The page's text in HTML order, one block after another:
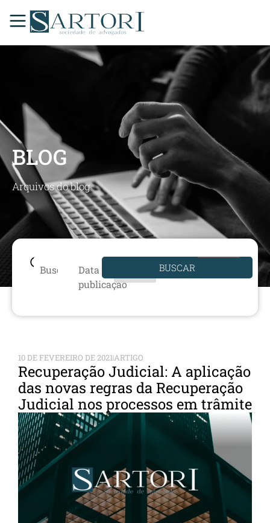
BLOG
Arquivos do blog
Data de
publicação
BUSCAR
10 DE FEVEREIRO DE 2021ARTIGO
Recuperação Judicial: A aplicação
das novas regras da Recuperação
Judicial nos processos em trâmite